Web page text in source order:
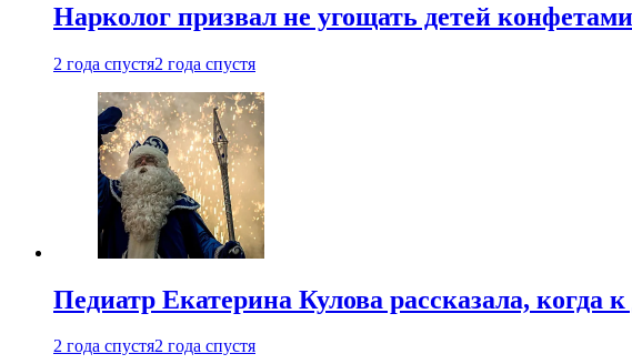
Нарколог призвал не угощать детей
2 года спустя2 года спустя
Педиатр Екатерина Кулова рассказала, когда
2 года спустя2 года спустя